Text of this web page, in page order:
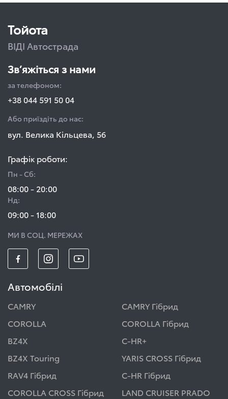
Тойота
ВІДІ Автострада
Зв’яжіться з нами
за телефоном:
+38 044 591 50 04
Або приїздіть до нас:
вул. Велика Кільцева, 56
Графік роботи:
Пн - Сб:
08:00 - 20:00
Нд:
09:00 - 18:00
МИ В СОЦ. МЕРЕЖАХ
Автомобілі
CAMRY
CAMRY Гібрид
COROLLA
COROLLA Гібрид
BZ4X
C-HR+
BZ4X Touring
YARIS CROSS Гібрид
RAV4 Гібрид
C-HR Гібрид
COROLLA CROSS Гібрид
LAND CRUISER PRADO